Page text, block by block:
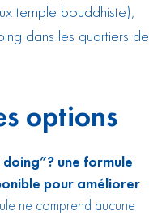
temple bouddhiste),
dans les quartiers de
options
une formule
pour améliorer
ne comprend aucune